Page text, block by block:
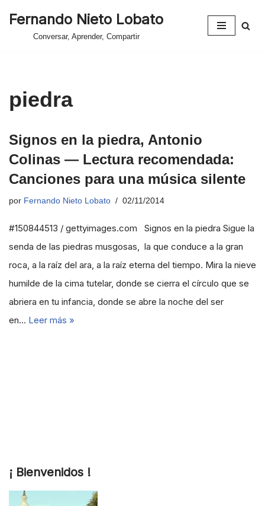
Fernando Nieto Lobato
Conversar, Aprender, Compartir
piedra
Signos en la piedra, Antonio
Colinas — Lectura recomendada:
Canciones para una música silente
por Fernando Nieto Lobato 02/11/2014
#150844513 / gettyimages.com Signos en la piedra Sigue la
senda de las piedras musgosas, la que conduce a la gran
roca, a la raíz del ara, a la raíz eterna del tiempo. Mira la nieve
humilde de la cima tutelar, donde se cierra el círculo que se
abriera en tu infancia, donde se abre la noche del ser
en… Leer más »
¡ Bienvenidos !